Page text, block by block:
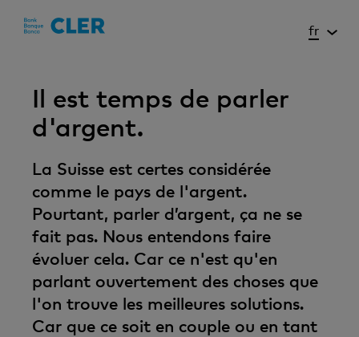
fr
Il est temps de parler
d'argent.
La Suisse est certes considérée
comme le pays de l'argent.
Pourtant, parler d’argent, ça ne se
fait pas. Nous entendons faire
évoluer cela. Car ce n'est qu'en
parlant ouvertement des choses que
l'on trouve les meilleures solutions.
Car que ce soit en couple ou en tant